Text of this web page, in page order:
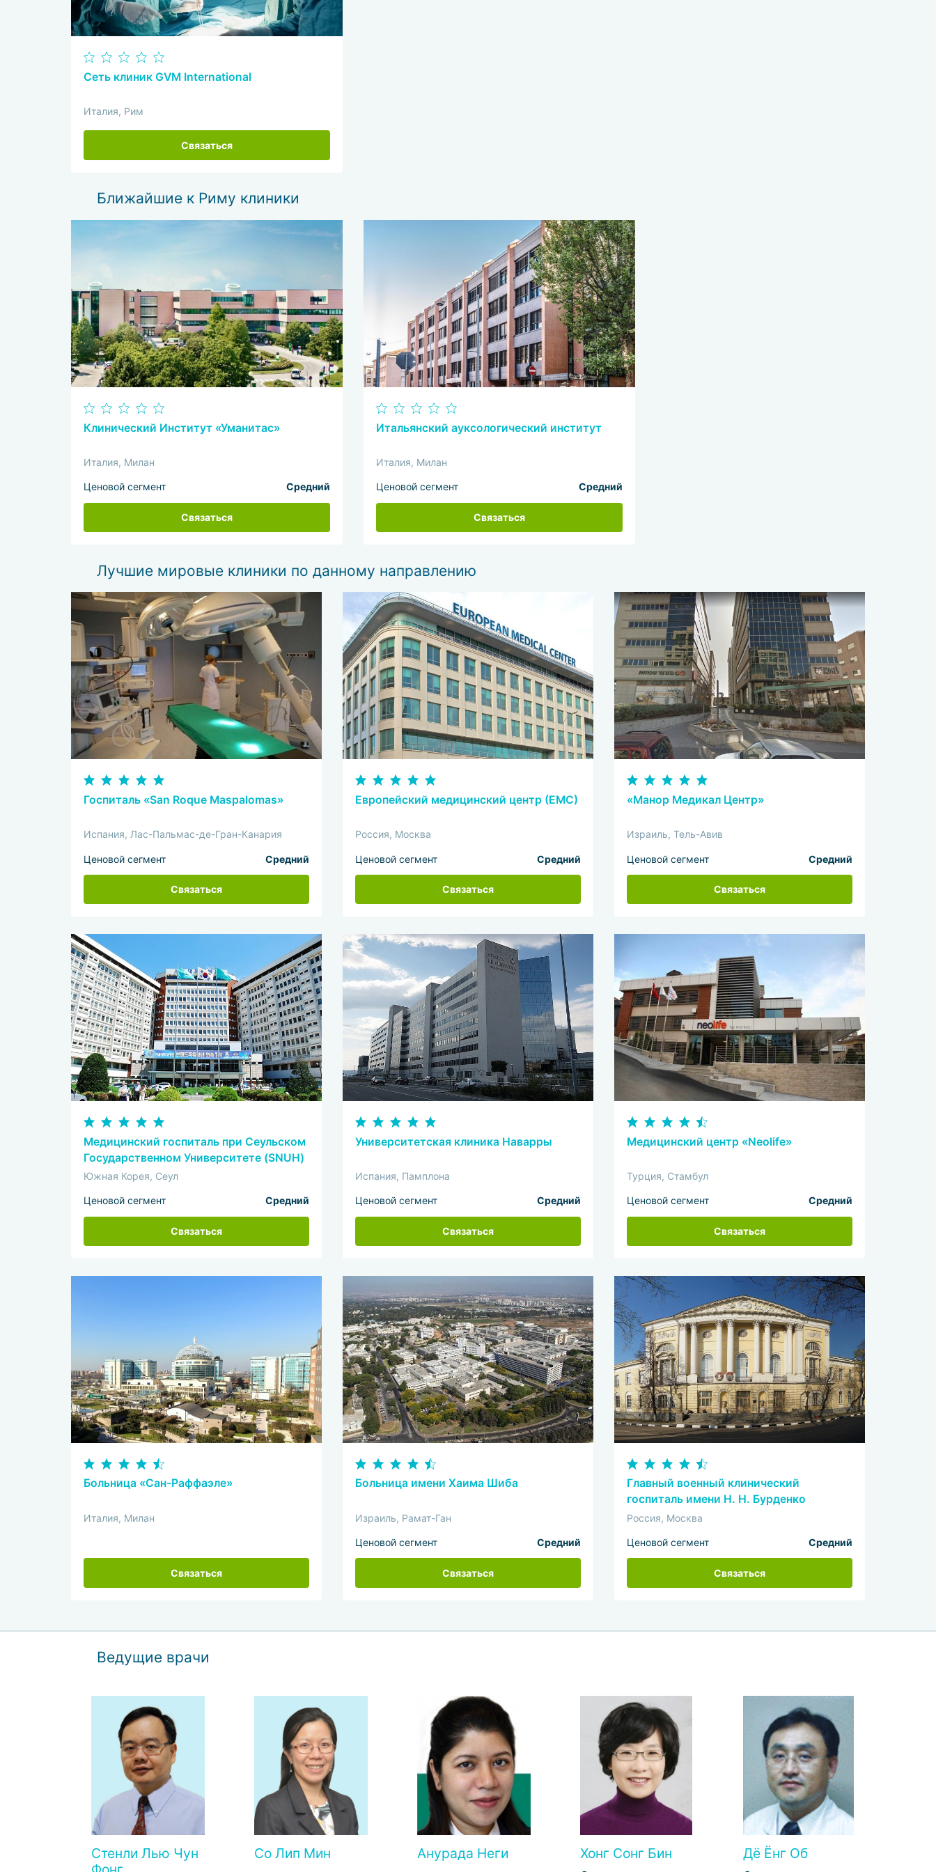
Сеть клиник GVM International
Италия, Рим
Связаться
Ближайшие к Риму клиники
Клинический Институт «Уманитас»
Италия, Милан
Ценовой сегмент Средний
Связаться
Итальянский ауксологический институт
Италия, Милан
Ценовой сегмент Средний
Связаться
Лучшие мировые клиники по данному направлению
Госпиталь «San Roque Maspalomas»
Испания, Лас-Пальмас-де-Гран-Канария
Ценовой сегмент Средний
Связаться
Европейский медицинский центр (ЕМС)
Россия, Москва
Ценовой сегмент Средний
Связаться
«Манор Медикал Центр»
Израиль, Тель-Авив
Ценовой сегмент Средний
Связаться
Медицинский госпиталь при Сеульском
Государственном Университете (SNUH)
Южная Корея, Сеул
Ценовой сегмент Средний
Связаться
Университетская клиника Наварры
Испания, Памплона
Ценовой сегмент Средний
Связаться
Медицинский центр «Neolife»
Турция, Стамбул
Ценовой сегмент Средний
Связаться
Больница «Сан-Раффаэле»
Италия, Милан
Связаться
Больница имени Хаима Шиба
Израиль, Рамат-Ган
Ценовой сегмент Средний
Связаться
Главный военный клинический
госпиталь имени Н. Н. Бурденко
Россия, Москва
Ценовой сегмент Средний
Связаться
Ведущие врачи
Стенли Лью Чун
Со Лип Мин Анурада Неги Хонг Сонг Бин Дё Ёнг Об